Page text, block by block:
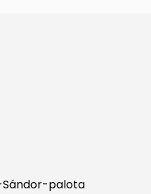
Sándor-palota